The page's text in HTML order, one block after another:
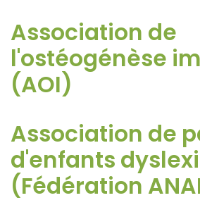
Association de
l'ostéogénèse
(AOI)
Association de
d'enfants
(Fédération